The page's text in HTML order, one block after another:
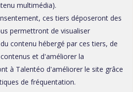
multimédia).
ces tiers déposeront des
permettront de visualiser
contenu hébergé par ces tiers, de
et d'améliorer la
à Talentéo d'améliorer le site grâce
de fréquentation.